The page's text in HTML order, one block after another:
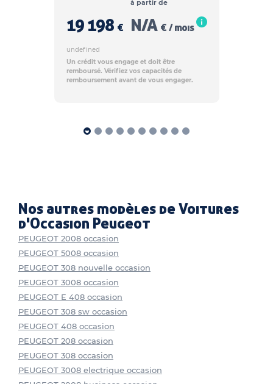
19 198 €
à partir de
N/A € / mois
undefined
Un crédit vous engage et doit être
remboursé. Vérifiez vos capacités de
remboursement avant de vous engager.
Nos autres modèles de Voitures
d'Occasion Peugeot
PEUGEOT 2008 occasion
PEUGEOT 5008 occasion
PEUGEOT 308 nouvelle occasion
PEUGEOT 3008 occasion
PEUGEOT E 408 occasion
PEUGEOT 308 sw occasion
PEUGEOT 408 occasion
PEUGEOT 208 occasion
PEUGEOT 308 occasion
PEUGEOT 3008 electrique occasion